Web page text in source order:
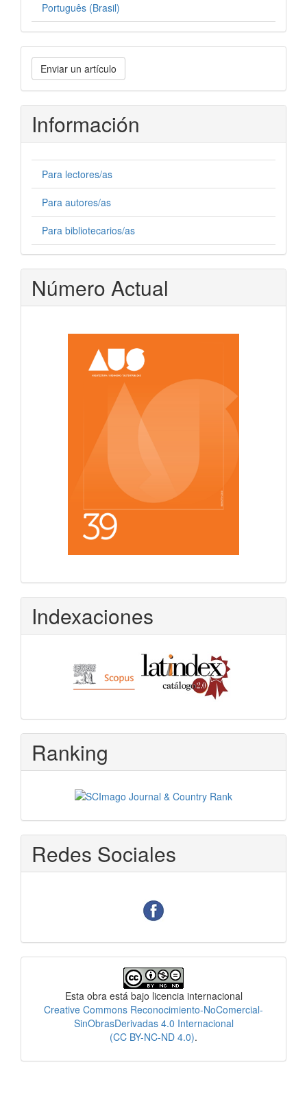
Português (Brasil)
Enviar
un
artículo
Enviar un artículo
Información
Para lectores/as
Para autores/as
Para bibliotecarios/as
Número Actual
Indexaciones
Ranking
Redes Sociales
Esta obra está bajo licencia internacional
Creative Commons Reconocimiento-NoComercial-
SinObrasDerivadas 4.0 Internacional
(CC BY-NC-ND 4.0).